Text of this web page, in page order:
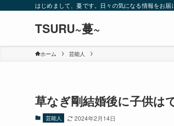
はじめまして、蔓です。日々の気になる情報をお届
TSURU~蔓~
ホーム 芸能人
草なぎ剛結婚後に子供は
芸能人 2024年2月14日